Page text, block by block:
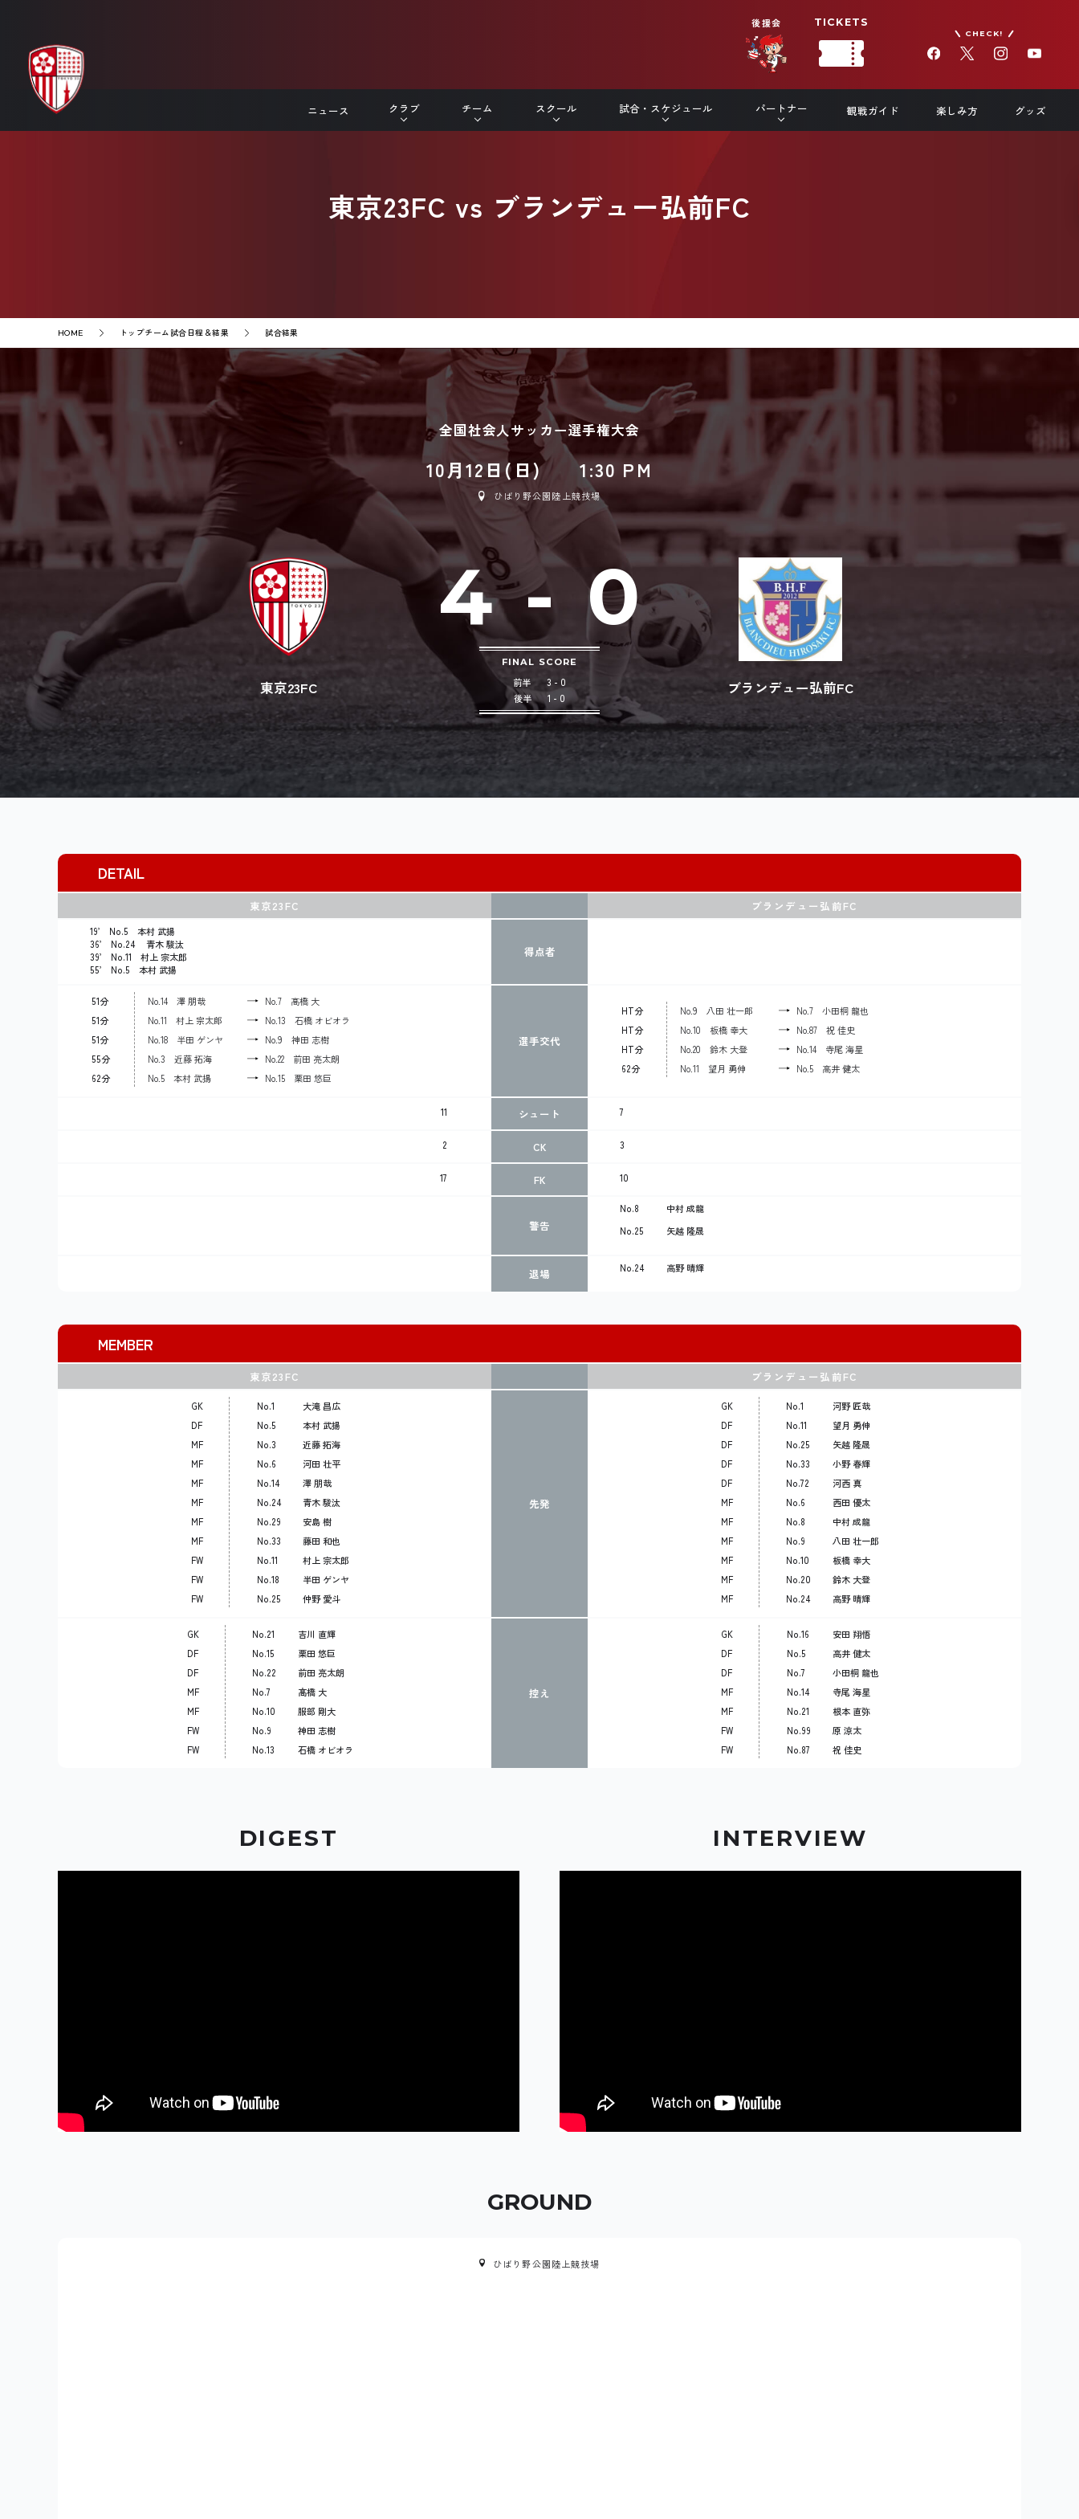
後援会 TICKETS
CHECK!
ニュース クラブ チーム スクール 試合・スケジュール パートナー 観戦ガイド 楽しみ方 グッズ
東京23FC vs ブランデュー弘前FC
HOME トップチーム試合日程＆結果 試合結果
全国社会人サッカー選手権大会
10月12日(日) 1:30 PM
ひばり野公園陸上競技場
東京23FC
4 - 0
FINAL SCORE
前半
3 - 0
後半
1 - 0
ブランデュー弘前FC
DETAIL
東京23FC ブランデュー弘前FC
19’ No.5 本村 武揚
36’ No.24 青木 駿汰
39’ No.11 村上 宗太郎
55’ No.5 本村 武揚
得点者
51分 No.14 澤 朋哉
No.7 髙橋 大
51分
No.11 村上 宗太郎
No.13 石橋 オビオラ
51分
No.18 半田 ゲンヤ
No.9 神田 志樹
55分
No.3 近藤 拓海
No.22 前田 亮太朗
62分
No.5 本村 武揚 No.15 栗田 悠巨
選手交代
HT分 No.9 八田 壮一郎
No.7 小田桐 龍也
HT分
No.10 板橋 幸大
No.87 祝 佳史
HT分
No.20 鈴木 大登
No.14 寺尾 海星
62分
No.11 望月 勇伸 No.5 高井 健太
11 シュート 7
2 CK 3
17 FK 10
警告
No.8
中村 成龍
No.25
矢越 隆晟
退場 No.24 高野 晴輝
MEMBER
東京23FC ブランデュー弘前FC
GK No.1
大滝 昌広
DF
No.5
本村 武揚
MF
No.3
近藤 拓海
MF
No.6
河田 壮平
MF
No.14
澤 朋哉
MF
No.24
青木 駿汰
MF
No.29
安島 樹
MF
No.33
藤田 和也
FW
No.11
村上 宗太郎
FW
No.18
半田 ゲンヤ
FW
No.25 仲野 愛斗
先発
GK No.1
河野 匠哉
DF
No.11
望月 勇伸
DF
No.25
矢越 隆晟
DF
No.33
小野 春輝
DF
No.72
河西 真
MF
No.6
西田 優太
MF
No.8
中村 成龍
MF
No.9
八田 壮一郎
MF
No.10
板橋 幸大
MF
No.20
鈴木 大登
MF
No.24 高野 晴輝
GK No.21
吉川 直輝
DF
No.15
栗田 悠巨
DF
No.22
前田 亮太朗
MF
No.7
髙橋 大
MF
No.10
服部 剛大
FW
No.9
神田 志樹
FW
No.13 石橋 オビオラ
控え
GK No.16
安田 翔悟
DF
No.5
高井 健太
DF
No.7
小田桐 龍也
MF
No.14
寺尾 海星
MF
No.21
根本 直弥
FW
No.99
原 涼太
FW
No.87 祝 佳史
DIGEST INTERVIEW
GROUND
ひばり野公園陸上競技場